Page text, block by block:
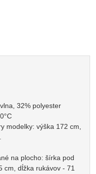
32% polyester
modelky: výška 172 cm,
na plocho: šírka pod
cm, dĺžka rukávov - 71